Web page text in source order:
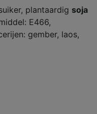
plantaardig soja
E466,
gember, laos,